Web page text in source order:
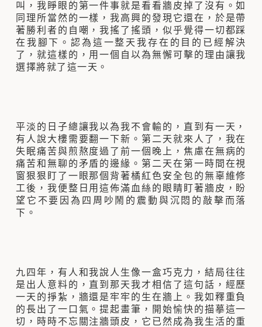
叫，我睜眼的第一件事就是看看牆皮掉了沒有。如
同理所當然的一樣，我高興的發現它還在，於是帶
著勝利者的自嘲，我搖了搖頭，似乎覺得一切都踩
在我腳下。認為這一整天我存在的目的已經解決
了，就這樣的，用一個自以為無懈可擊的理由讓我
選擇將就了這一天。
平淡的日子總讓我以為我不會輸的，直到有一天，
有人說大樓需要翻一下新。第二天就來人了，我在
失眠痛苦與煎熬度過了前一個晚上，焦慮在無病的
痛苦和無聊的矛盾的邊緣。第二天在第一時間在視
窗狠狠盯了一眼那個背著橘紅色安全包的無辜維修
工後，我便整日用這佈滿血絲的眼睛盯著牆皮，盼
望它不要因為四周吵鬧的震動與沉悶的敲擊而落
下。
九四年，有人和我說人生像一盒巧克力，結局往往
是出人意料的，直到那天我才相信了這句話，經歷
一天的掙紮，牆還是牢牢的生在牆上。我如釋重負
的長出了一口氣。提起畫筆，開始愉快的描摹這一
切，時時不忘關注牆頭皮，它已然成為我生活的重